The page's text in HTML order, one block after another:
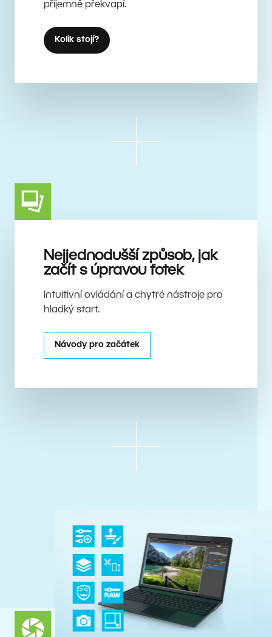
příjemně překvapí.
Kolik stojí?
Nejjednodušší způsob, jak
začít s úpravou fotek
Intuitivní ovládání a chytré nástroje pro
hladký start.
Návody pro začátek